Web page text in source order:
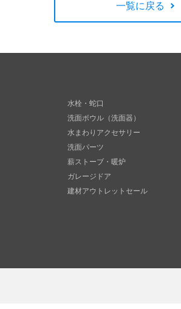
一覧に戻る
水栓・蛇口
洗面ボウル（洗面器）
水まわりアクセサリー
洗面パーツ
薪ストーブ・暖炉
ガレージドア
建材アウトレットセール